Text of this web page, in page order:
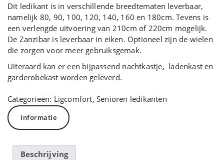
Dit ledikant is in verschillende breedtematen leverbaar,
namelijk 80, 90, 100, 120, 140, 160 en 180cm. Tevens is
een verlengde uitvoering van 210cm of 220cm mogelijk.
De Zanzibar is leverbaar in eiken. Optioneel zijn de wielen
die zorgen voor meer gebruiksgemak.
Uiteraard kan er een bijpassend nachtkastje, ladenkast en
garderobekast worden geleverd.
Categorieën: Ligcomfort,Senioren ledikanten
Informatie
Beschrijving